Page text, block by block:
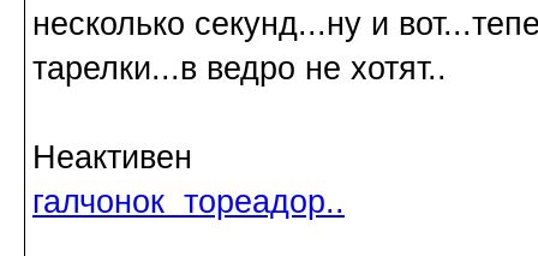
несколько секунд...ну и
тарелки...в ведро не хотят..
Неактивен
галчонок тореадор..